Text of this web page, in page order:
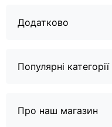
Додатково
Популярні категорії
Про наш магазин